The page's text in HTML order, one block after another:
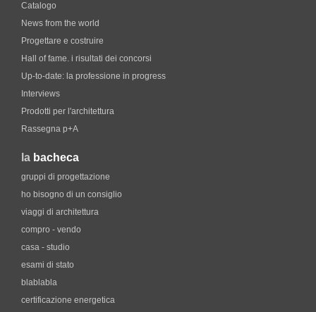
Catalogo
News from the world
Progettare e costruire
Hall of fame. i risultati dei concorsi
Up-to-date: la professione in progress
Interviews
Prodotti per l'architettura
Rassegna p+A
la bacheca
gruppi di progettazione
ho bisogno di un consiglio
viaggi di architettura
compro - vendo
casa - studio
esami di stato
blablabla
certificazione energetica